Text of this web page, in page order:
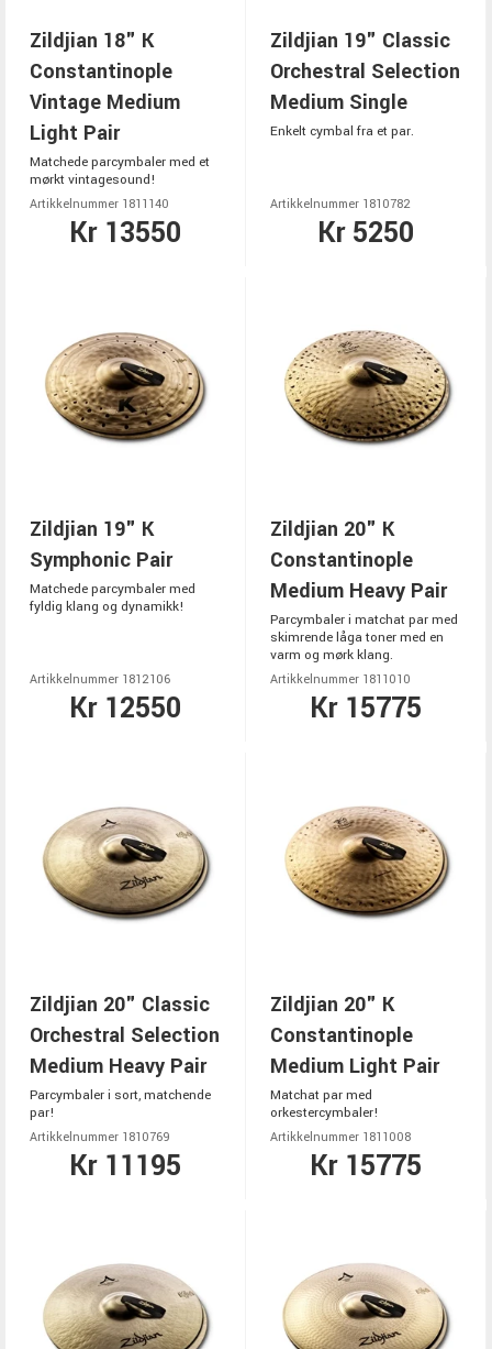
Zildjian 18" K
Constantinople
Vintage Medium
Light Pair
Matchede parcymbaler med et
mørkt vintagesound!
Artikkelnummer 1811140
Kr 13550
Zildjian 19" Classic
Orchestral Selection
Medium Single
Enkelt cymbal fra et par.
Artikkelnummer 1810782
Kr 5250
Zildjian 19" K
Symphonic Pair
Matchede parcymbaler med
fyldig klang og dynamikk!
Artikkelnummer 1812106
Kr 12550
Zildjian 20" K
Constantinople
Medium Heavy Pair
Parcymbaler i matchat par med
skimrende låga toner med en
varm og mørk klang.
Artikkelnummer 1811010
Kr 15775
Zildjian 20" Classic
Orchestral Selection
Medium Heavy Pair
Parcymbaler i sort, matchende
par!
Artikkelnummer 1810769
Kr 11195
Zildjian 20" K
Constantinople
Medium Light Pair
Matchat par med
orkestercymbaler!
Artikkelnummer 1811008
Kr 15775